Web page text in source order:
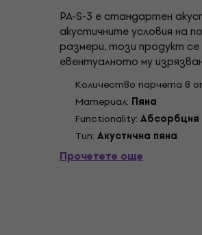
PA-S-3 е стандартен
акустичните условия на
размери, този продукт
евентуалното му
устройства или за
субуфери....
Kоличество парчета в
Материал: Пяна
Functionality: Абсорбция
Tип: Акустична пяна
Прочетете още